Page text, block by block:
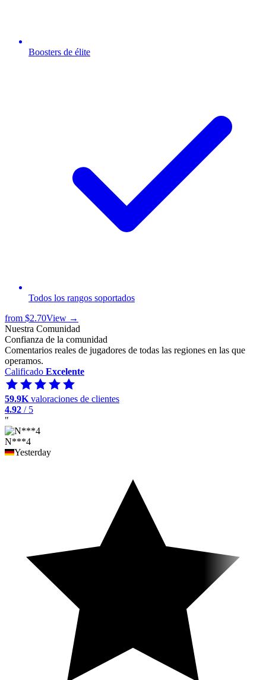
Boosters de élite
Todos los rangos soportados
from $2.70View →
Nuestra Comunidad
Confianza de la comunidad
Comentarios reales de jugadores de todas las regiones en las que
operamos.
Calificado Excelente
59.9K valoraciones de clientes
4.92 / 5
"
N***4
Yesterday